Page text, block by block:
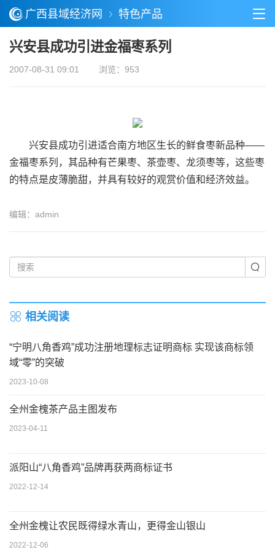
广西县域经济网 特色产品
兴安县成功引进金福枣系列
2007-08-31 09:01 浏览：953
兴安县成功引进适合南方地区生长的鲜食枣新品种——
金福枣系列，其品种有芒果枣、茶壶枣、龙须枣等，这些枣
的特点是皮薄脆甜，并具有较好的观赏价值和经济效益。
编辑：admin
相关阅读
“宁明八角香鸡”成功注册地理标志证明商标 实现该商标领
域“零”的突破
2023-10-08
全州金槐茶产品主图发布
2023-04-11
派阳山“八角香鸡”品牌再获两商标证书
2022-12-14
全州金槐让农民既得绿水青山，更得金山银山
2022-12-06